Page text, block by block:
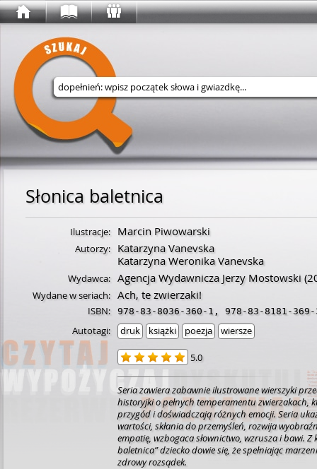
Wyszukaj w serwisie
Słonica baletnica
Ilustracje: Marcin Piwowarski
Autorzy:
Katarzyna Vanevska
Katarzyna Weronika Vanevska
Wydawca: Agencja Wydawnicza Jerzy Mostowski
Wydane w seriach: Ach, te zwierzaki!
ISBN: 978-83-8036-360-1 , 978-83-8181-369-
Autotagi: druk książki poezja wiersze
5.0
Seria zawiera zabawnie ilustrowane wierszyki
historyjki o pełnych temperamentu zwierzakach,
przygód i doświadczają różnych emocji. Seria
wartości, skłania do przemyśleń, rozwija
empatię, wzbogaca słownictwo, wzrusza i bawi. Z
baletnica” dziecko dowie się, że spełniając
zdrowy rozsądek.